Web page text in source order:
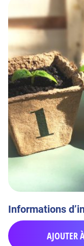
Informations
AJOUTER